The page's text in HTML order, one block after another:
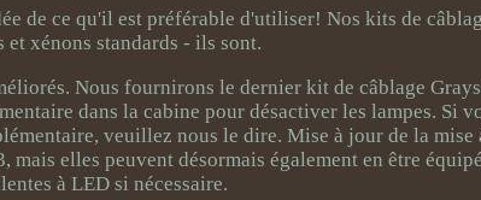
de ce qu'il est préférable d'utiliser! Nos kits de
et xénons standards - ils sont.
Nous fournirons le dernier kit de câblage
dans la cabine pour désactiver les lampes. Si
veuillez nous le dire. Mise à jour de la mise
elles peuvent désormais également en être
à LED si nécessaire.